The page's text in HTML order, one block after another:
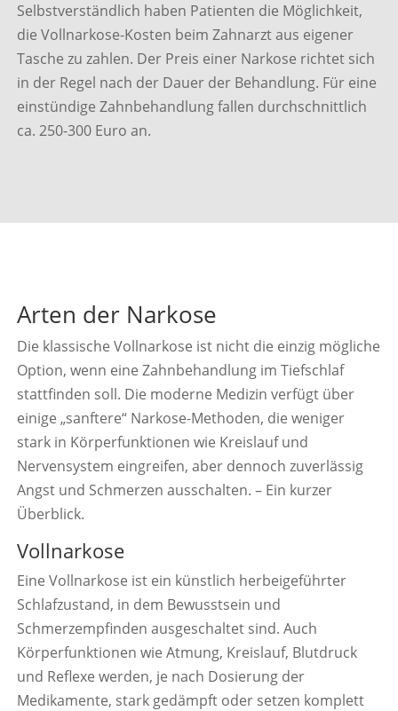
Selbstverständlich haben Patienten die Möglichkeit,
die Vollnarkose-Kosten beim Zahnarzt aus eigener
Tasche zu zahlen. Der Preis einer Narkose richtet sich
in der Regel nach der Dauer der Behandlung. Für eine
einstündige Zahnbehandlung fallen durchschnittlich
ca. 250-300 Euro an.
Arten der Narkose
Die klassische Vollnarkose ist nicht die einzig mögliche
Option, wenn eine Zahnbehandlung im Tiefschlaf
stattfinden soll. Die moderne Medizin verfügt über
einige „sanftere“ Narkose-Methoden, die weniger
stark in Körperfunktionen wie Kreislauf und
Nervensystem eingreifen, aber dennoch zuverlässig
Angst und Schmerzen ausschalten. – Ein kurzer
Überblick.
Vollnarkose
Eine Vollnarkose ist ein künstlich herbeigeführter
Schlafzustand, in dem Bewusstsein und
Schmerzempfinden ausgeschaltet sind. Auch
Körperfunktionen wie Atmung, Kreislauf, Blutdruck
und Reflexe werden, je nach Dosierung der
Medikamente, stark gedämpft oder setzen komplett